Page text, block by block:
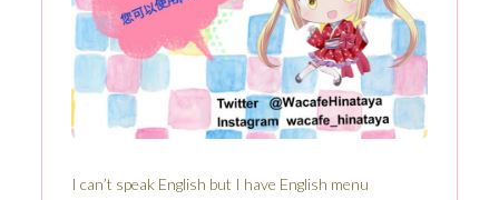
I can’t speak English but I have English menu